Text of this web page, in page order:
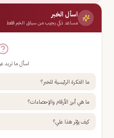
اسأل الخبر
مساعد ذكي يجيب من سياق الخبر فقط
اسأل ما تريد
ما الفكرة الرئيسية للخبر؟
ما هي أبرز الأرقام والإحصاءات؟
كيف يؤثر هذا علي؟